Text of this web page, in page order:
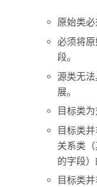
原始类必
必须将
段。
源类无
展。
目标类
目标类
关系类
的字段）
目标类